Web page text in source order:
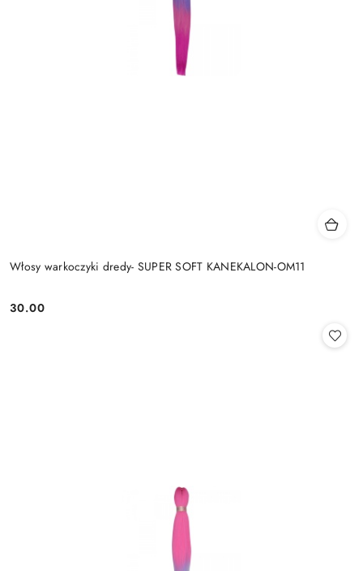
Włosy warkoczyki dredy- SUPER SOFT KANEKALON-OM11
Cena:
30.00